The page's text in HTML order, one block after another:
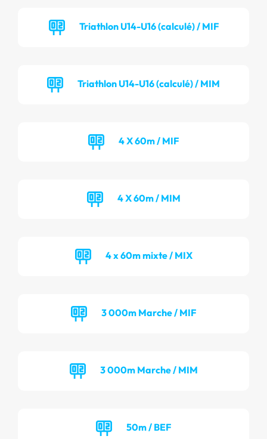
Triathlon U14-U16 (calculé) / MIF
Triathlon U14-U16 (calculé) / MIM
4 X 60m / MIF
4 X 60m / MIM
4 x 60m mixte / MIX
3 000m Marche / MIF
3 000m Marche / MIM
50m / BEF